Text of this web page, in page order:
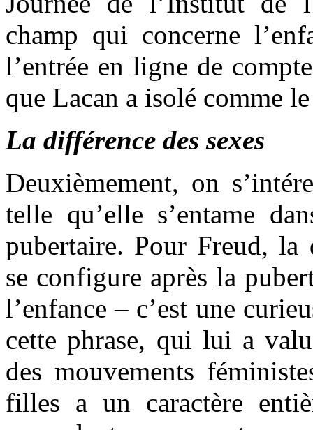
champ qui concerne
l’entrée en ligne de
que Lacan a isolé comme
La différence des sexes
Deuxièmement, on
telle qu’elle s’entame
pubertaire. Pour Freud, la
se configure après la
l’enfance – c’est une
cette phrase, qui lui a
des mouvements
filles a un caractère